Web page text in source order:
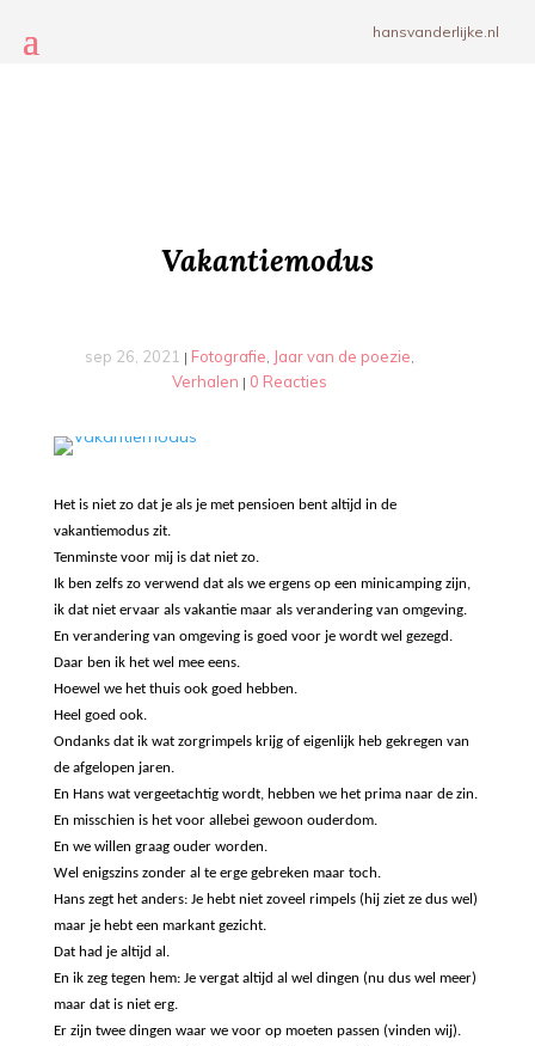
hansvanderlijke.nl
Vakantiemodus
sep 26, 2021 | Fotografie, Jaar van de poezie,
Verhalen | 0 Reacties
Het is niet zo dat je als je met pensioen bent altijd in de
vakantiemodus zit.
Tenminste voor mij is dat niet zo.
Ik ben zelfs zo verwend dat als we ergens op een minicamping zijn,
ik dat niet ervaar als vakantie maar als verandering van omgeving.
En verandering van omgeving is goed voor je wordt wel gezegd.
Daar ben ik het wel mee eens.
Hoewel we het thuis ook goed hebben.
Heel goed ook.
Ondanks dat ik wat zorgrimpels krijg of eigenlijk heb gekregen van
de afgelopen jaren.
En Hans wat vergeetachtig wordt, hebben we het prima naar de zin.
En misschien is het voor allebei gewoon ouderdom.
En we willen graag ouder worden.
Wel enigszins zonder al te erge gebreken maar toch.
Hans zegt het anders: Je hebt niet zoveel rimpels (hij ziet ze dus wel)
maar je hebt een markant gezicht.
Dat had je altijd al.
En ik zeg tegen hem: Je vergat altijd al wel dingen (nu dus wel meer)
maar dat is niet erg.
Er zijn twee dingen waar we voor op moeten passen (vinden wij).